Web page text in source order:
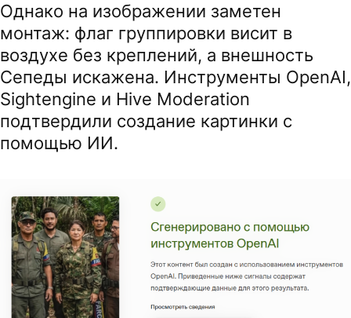
Однако на изображении заметен
монтаж: флаг группировки висит в
воздухе без креплений, а внешность
Сепеды искажена. Инструменты OpenAI,
Sightengine и Hive Moderation
подтвердили создание картинки с
помощью ИИ.